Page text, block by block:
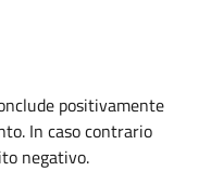
positivamente
In caso contrario
negativo.